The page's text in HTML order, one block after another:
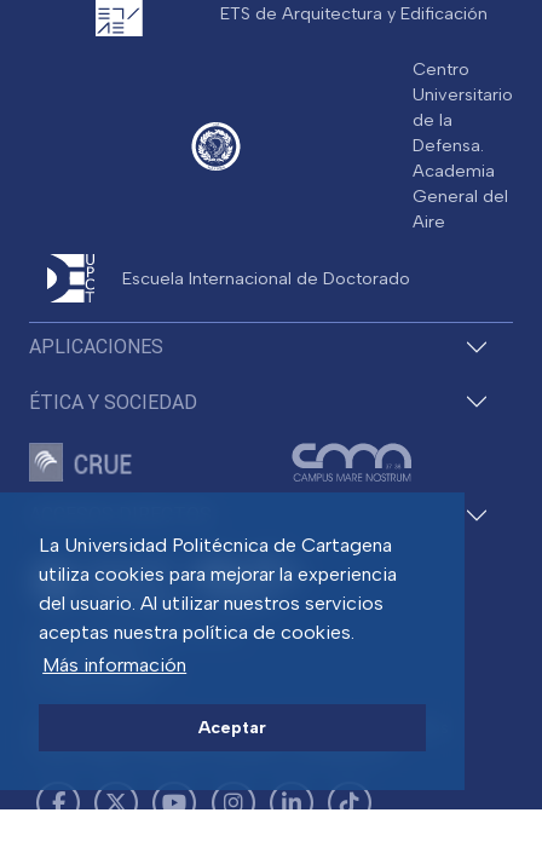
La Universidad Politécnica de Cartagena
utiliza cookies para mejorar la experiencia
del usuario. Al utilizar nuestros servicios
aceptas nuestra política de cookies.
Más información
Aceptar
Pza. del Cronista Isidoro Valverde
C.P. 30202 Cartagena
Accesibilidad
Aviso legal
Protección de datos Transparencia
APLICACIONES
ÉTICA Y SOCIEDAD
ETS de Arquitectura y Edificación
Centro
Universitario
de la
Defensa.
Academia
General del
Aire
Escuela Internacional de Doctorado